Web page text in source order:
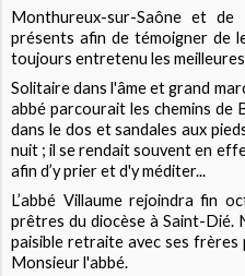
Monthureux-sur-Saône et
présents afin de témoigner de
toujours entretenu les
Solitaire dans l'âme et grand
abbé parcourait les chemins de
dans le dos et sandales aux
nuit ; il se rendait souvent en
afin d’y prier et d'y méditer...
L’abbé Villaume rejoindra fin
prêtres du diocèse à Saint-Dié.
paisible retraite avec ses
Monsieur l'abbé.